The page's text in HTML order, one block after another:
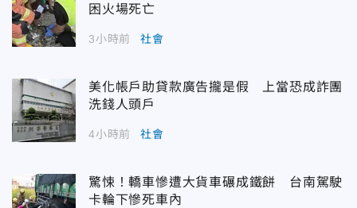
困火場死亡
3小時前 社會
美化帳戶助貸款廣告攏是假 上當恐成詐團
洗錢人頭戶
4小時前 社會
驚悚！轎車慘遭大貨車碾成鐵餅 台南駕駛
卡輪下慘死車內